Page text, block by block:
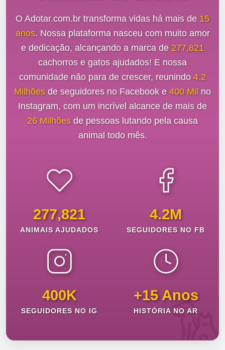
O Adotar.com.br transforma vidas há mais de 15
anos. Nossa plataforma nasceu com muito amor
e dedicação, alcançando a marca de 277,821
cachorros e gatos ajudados! E nossa
comunidade não para de crescer, reunindo 4.2
Milhõesde seguidores no Facebook e 400 Mil no
Instagram, com um incrível alcance de mais de
26 Milhõesde pessoas lutando pela causa
animal todo mês.
277,821
ANIMAIS AJUDADOS
4.2M
SEGUIDORES NO FB
400K
SEGUIDORES NO IG
+15 Anos
HISTÓRIA NO AR